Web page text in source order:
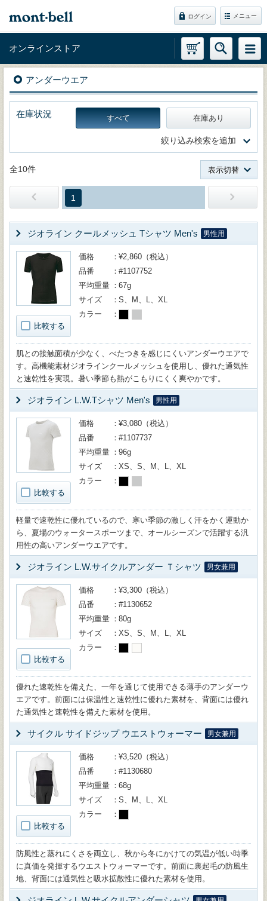
ログイン メニュー
オンラインストア
アンダーウエア
在庫状況 すべて 在庫あり
絞り込み検索を追加
全10件 表示切替
1
ジオライン クールメッシュ Tシャツ Men's 男性用
比較する
価格
¥2,860（税込）
品番
#1107752
平均重量
67g
サイズ
S、M、L、XL
カラー
肌との接触面積が少なく、べたつきを感じにくいアンダーウエアで
す。高機能素材ジオラインクールメッシュを使用し、優れた通気性
と速乾性を実現。暑い季節も熱がこもりにくく爽やかです。
ジオライン L.W.Tシャツ Men's 男性用
比較する
価格
¥3,080（税込）
品番
#1107737
平均重量
96g
サイズ
XS、S、M、L、XL
カラー
軽量で速乾性に優れているので、寒い季節の激しく汗をかく運動か
ら、夏場のウォータースポーツまで、オールシーズンで活躍する汎
用性の高いアンダーウエアです。
ジオライン L.W.サイクルアンダー Ｔシャツ 男女兼用
比較する
価格
¥3,300（税込）
品番
#1130652
平均重量
80g
サイズ
XS、S、M、L、XL
カラー
優れた速乾性を備えた、一年を通じて使用できる薄手のアンダーウ
エアです。前面には保温性と速乾性に優れた素材を、背面には優れ
た通気性と速乾性を備えた素材を使用。
サイクル サイドジップ ウエストウォーマー 男女兼用
比較する
価格
¥3,520（税込）
品番
#1130680
平均重量
68g
サイズ
S、M、L、XL
カラー
防風性と蒸れにくさを両立し、秋から冬にかけての気温が低い時季
に真価を発揮するウエストウォーマーです。前面に裏起毛の防風生
地、背面には通気性と吸水拡散性に優れた素材を使用。